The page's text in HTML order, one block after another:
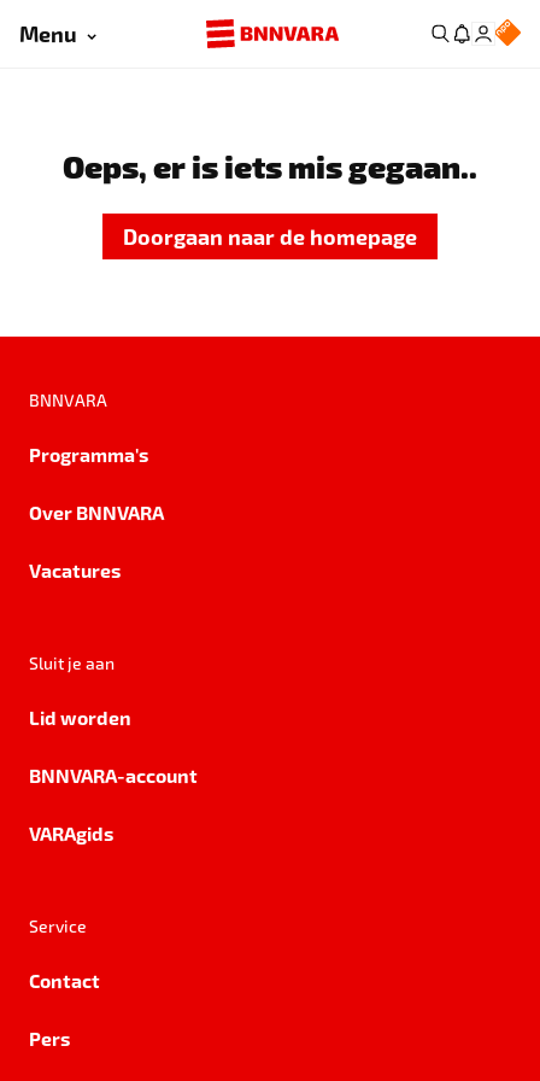
Menu
Oeps, er is iets mis gegaan..
Doorgaan naar de homepage
BNNVARA
Programma's
Over BNNVARA
Vacatures
Sluit je aan
Lid worden
BNNVARA-account
VARAgids
Service
Contact
Pers